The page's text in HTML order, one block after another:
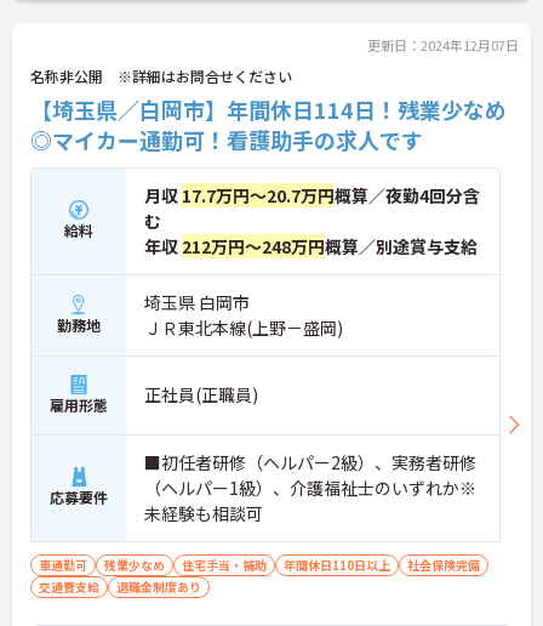
更新日：2024年12月07日
名称非公開 ※詳細はお問合せください
【埼玉県／白岡市】年間休日114日！残業少なめ
◎マイカー通勤可！看護助手の求人です
給料
月収 17.7万円～20.7万円概算／夜勤4回分含
む
年収 212万円～248万円概算／別途賞与支給
勤務地
埼玉県 白岡市
ＪＲ東北本線(上野－盛岡)
雇用形態 正社員(正職員)
応募要件
■初任者研修（ヘルパー2級）、実務者研修
（ヘルパー1級）、介護福祉士のいずれか※
未経験も相談可
車通勤可 残業少なめ 住宅手当・補助 年間休日110日以上
社会保険完備
交通費支給
退職金制度あり